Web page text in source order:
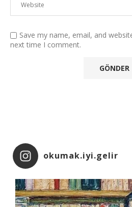
Save my name, email, and
next time I comment.
okumak.iyi.gelir